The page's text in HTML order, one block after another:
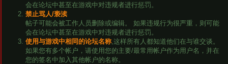
会在论坛中甚至在游戏中对违规者进行惩罚。
禁止骂人/亵渎
帖子可能会被工作人员删除或编辑。 如果违规行为很严重，则可能
会在论坛中甚至在游戏中对违规者进行惩罚。
使用与游戏中相同的论坛名称 ,这样所有人都知道他们在与谁交谈。
如果您有多个帐户，请使用您的主要/最常用帐户作为用户名，并在
您的签名中加入其他帐户的名称。